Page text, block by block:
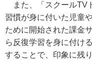
また、「スクールTV
習慣が身に付いた児童
ために開始された課金
ら反復学習を身に付け
することで、印象に残